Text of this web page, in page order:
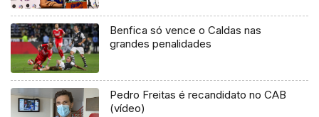
Benfica só vence o Caldas nas
grandes penalidades
Pedro Freitas é recandidato no CAB
(vídeo)